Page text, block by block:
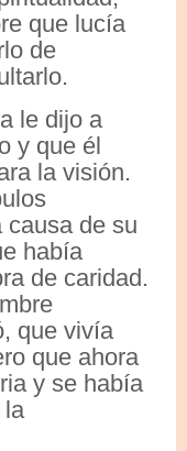
que lucía
de
le dijo a
y que él
la visión.
causa de su
había
de caridad.
que vivía
que ahora
y se había
la